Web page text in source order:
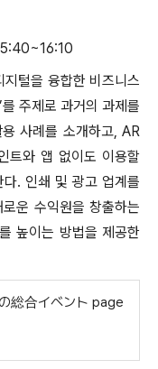
털을 융합한 비즈니스
주제로 과거의 과제를
사례를 소개하고, AR
트와 앱 없이도 이용할
. 인쇄 및 광고 업계를
운 수익원을 창출하는
높이는 방법을 제공한
総合イベント page